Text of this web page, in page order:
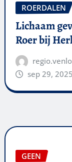
ROERDALEN
Lichaam
Roer bij
regio.venlo
sep 29, 2025
GEEN